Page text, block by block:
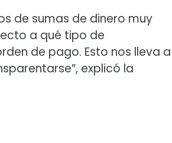
de sumas de dinero muy
a qué tipo de
de pago. Esto nos lleva a
explicó la